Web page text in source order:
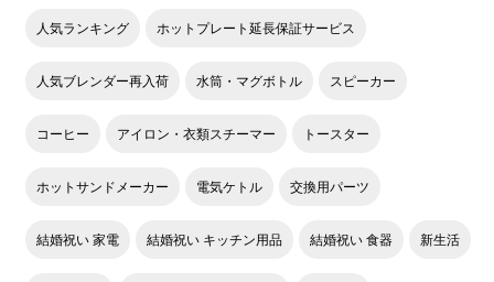
人気ランキング ホットプレート延長保証サービス
人気ブレンダー再入荷 水筒・マグボトル スピーカー
コーヒー アイロン・衣類スチーマー トースター
ホットサンドメーカー 電気ケトル 交換用パーツ
結婚祝い 家電 結婚祝い キッチン用品 結婚祝い 食器 新生活